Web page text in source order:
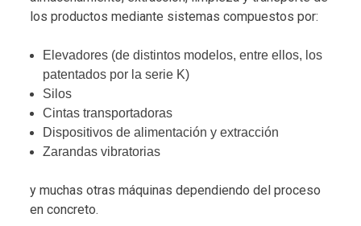
los productos mediante sistemas compuestos por:
Elevadores (de distintos modelos, entre ellos, los
patentados por la serie K)
Silos
Cintas transportadoras
Dispositivos de alimentación y extracción
Zarandas vibratorias
y muchas otras máquinas dependiendo del proceso
en concreto.